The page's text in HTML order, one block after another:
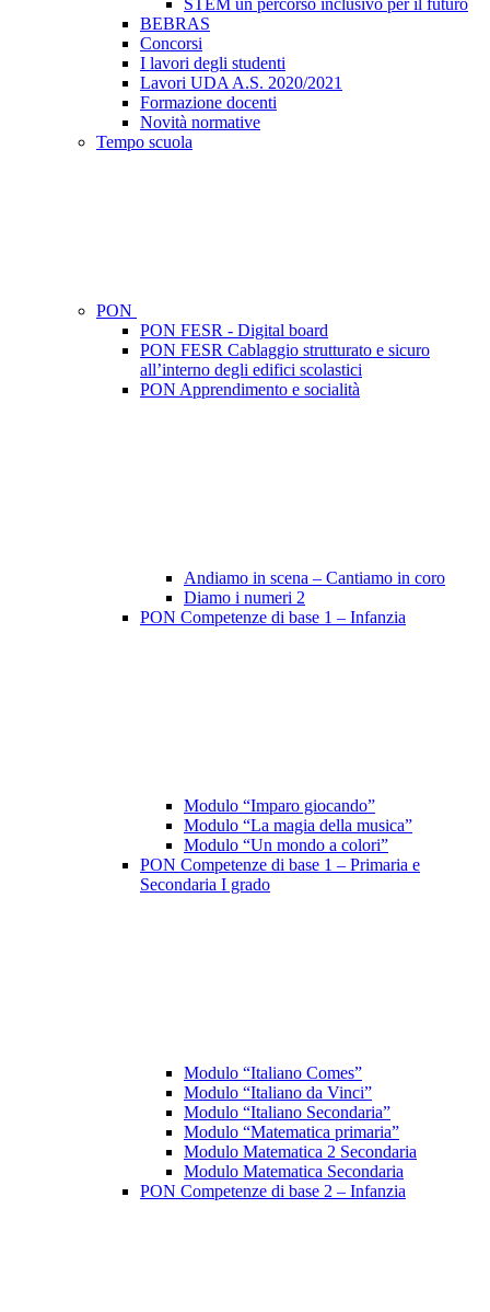
STEM un percorso inclusivo per il futuro
BEBRAS
Concorsi
I lavori degli studenti
Lavori UDA A.S. 2020/2021
Formazione docenti
Novità normative
Tempo scuola
PON
PON FESR - Digital board
PON FESR Cablaggio strutturato e sicuro
all’interno degli edifici scolastici
PON Apprendimento e socialità
Andiamo in scena – Cantiamo in coro
Diamo i numeri 2
PON Competenze di base 1 – Infanzia
Modulo “Imparo giocando”
Modulo “La magia della musica”
Modulo “Un mondo a colori”
PON Competenze di base 1 – Primaria e
Secondaria I grado
Modulo “Italiano Comes”
Modulo “Italiano da Vinci”
Modulo “Italiano Secondaria”
Modulo “Matematica primaria”
Modulo Matematica 2 Secondaria
Modulo Matematica Secondaria
PON Competenze di base 2 – Infanzia